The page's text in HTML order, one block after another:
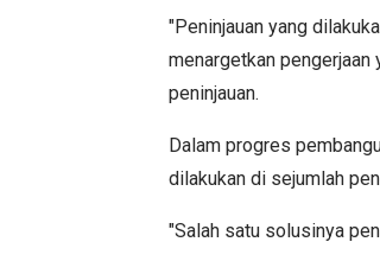
"Peninjauan yang
menargetkan pengerjaan
peninjauan.
Dalam progres
dilakukan di sejumlah
"Salah satu solusinya